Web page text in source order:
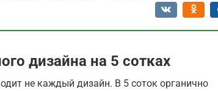
дизайна на 5 сотках
не каждый дизайн. В 5 соток органично